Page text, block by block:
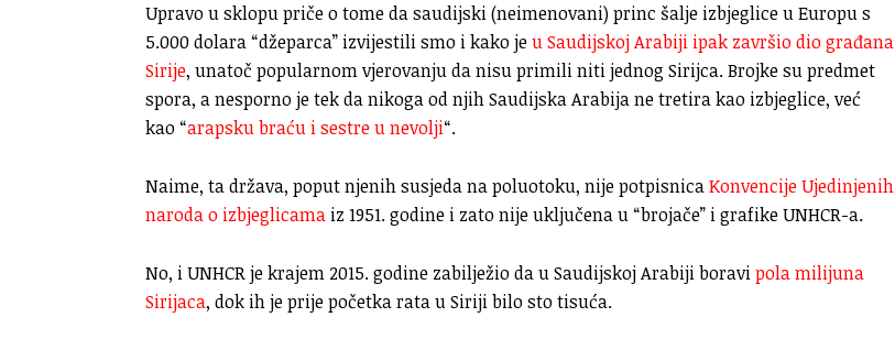
Upravo u sklopu priče o tome da saudijski (neimenovani) princ šalje izbjeglice u Europu s
5.000 dolara “džeparca” izvijestili smo i kako jeu Saudijskoj Arabiji ipak završio dio građana
Sirije, unatoč popularnom vjerovanju da nisu primili niti jednog Sirijca. Brojke su predmet
spora, a nesporno je tek da nikoga od njih Saudijska Arabija ne tretira kao izbjeglice, već
kao “arapsku braću i sestre u nevolji“.
Naime, ta država, poput njenih susjeda na poluotoku, nije potpisnicaKonvencije Ujedinjenih
naroda o izbjeglicama iz 1951. godine i zato nije uključena u “brojače” i grafike UNHCR-a.
No, i UNHCR je krajem 2015. godine zabilježio da u Saudijskoj Arabiji boravipola milijuna
Sirijaca, dok ih je prije početka rata u Siriji bilo sto tisuća.